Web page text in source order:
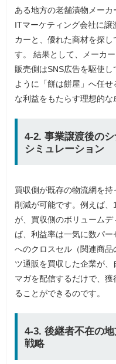
ある地方の老舗漬物メー
ITマーケティング会社に
カーと、優れた商材を探
す。 結果として、メーカ
販売側はSNS広告を駆使
ように「餅は餅屋」へ任
な利益をもたらす理想的な
4-2. 事業譲渡後の
シミュレーション
買収側が既存の物流網を
削減が可能です。例えば
が、買収側のボリューム
ば、利益率は一気に数パ
へのクロスセル（関連商
ツ通販を買収した企業が
マガを配信するだけで、
ることができるのです。
4-3. 後継者不在の
戦略